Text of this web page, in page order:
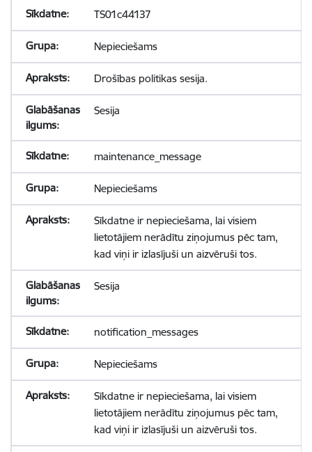
TS01c44137
Nepieciešams
Drošības politikas sesija.
Sesija
maintenance_message
Nepieciešams
Sīkdatne ir nepieciešama, lai visiem
lietotājiem nerādītu ziņojumus pēc tam,
kad viņi ir izlasījuši un aizvēruši tos.
Sesija
notification_messages
Nepieciešams
Sīkdatne ir nepieciešama, lai visiem
lietotājiem nerādītu ziņojumus pēc tam,
kad viņi ir izlasījuši un aizvēruši tos.